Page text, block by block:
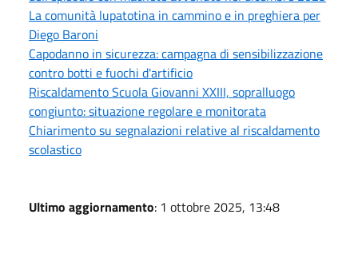
La comunità lupatotina in cammino e in preghiera per
Diego Baroni
Capodanno in sicurezza: campagna di sensibilizzazione
contro botti e fuochi d'artificio
Riscaldamento Scuola Giovanni XXIII, sopralluogo
congiunto: situazione regolare e monitorata
Chiarimento su segnalazioni relative al riscaldamento
scolastico
Ultimo aggiornamento: 1 ottobre 2025, 13:48